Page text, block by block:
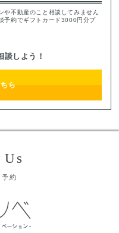
や不動産のこと相談してみません
予約でギフトカード3000円分プ
しよう！
ら
Us
約